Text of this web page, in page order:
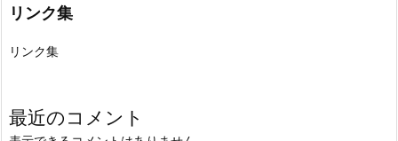
リンク集
リンク集
最近のコメント